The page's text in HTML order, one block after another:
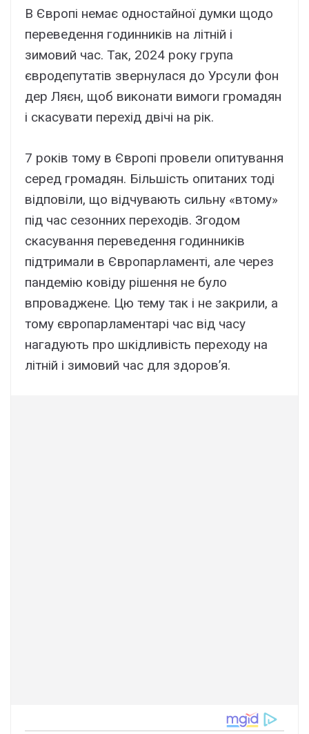
В Європі немає одностайної думки щодо
переведення годинників на літній і
зимовий час. Так, 2024 року група
євродепутатів звернулася до Урсули фон
дер Ляєн, щоб виконати вимоги громадян
і скасувати перехід двічі на рік.
7 років тому в Європі провели опитування
серед громадян. Більшість опитаних тоді
відповіли, що відчувають сильну «втому»
під час сезонних переходів. Згодом
скасування переведення годинників
підтримали в Європарламенті, але через
пандемію ковіду рішення не було
впроваджене. Цю тему так і не закрили, а
тому європарламентарі час від часу
нагадують про шкідливість переходу на
літній і зимовий час для здоров’я.